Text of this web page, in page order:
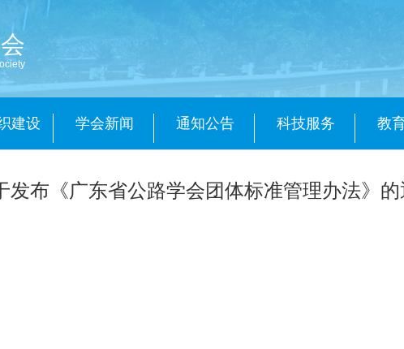
建设 学会新闻 通知公告 科技服务 教
发布《广东省公路学会团体标准管理办法》的